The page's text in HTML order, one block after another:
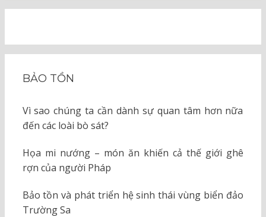
BẢO TỒN
Vì sao chúng ta cần dành sự quan tâm hơn nữa
đến các loài bò sát?
Họa mi nướng – món ăn khiến cả thế giới ghê
rợn của người Pháp
Bảo tồn và phát triển hệ sinh thái vùng biển đảo
Trường Sa